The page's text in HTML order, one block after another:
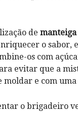
de‌
o sabor,
os com⁢
evitar que a
moldar​ e com
o brigadeiro